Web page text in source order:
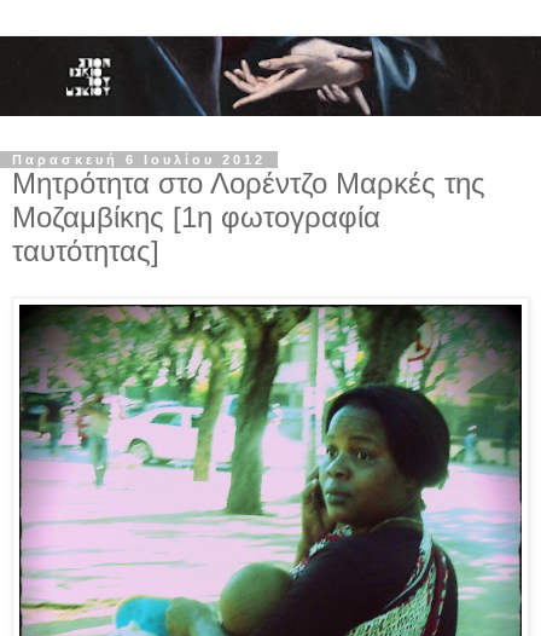
Παρασκευή 6 Ιουλίου 2012
Μητρότητα στο Λορέντζο Μαρκές της
Μοζαμβίκης [1η φωτογραφία
ταυτότητας]